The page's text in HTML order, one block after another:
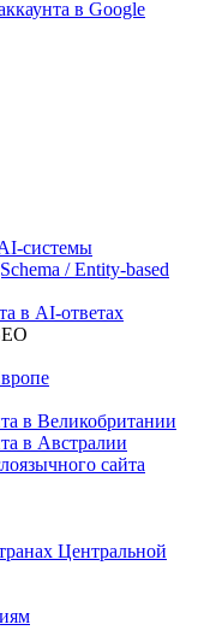
в Google
системы
/ Entity-based
в AI-ответах
в Великобритании
в Австралии
сайта
Центральной